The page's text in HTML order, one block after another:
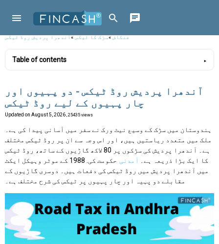
فنکاش»سڑک کا ٹیکس»آندھرا پردیش روڈ ٹیکس
Table of contents
آندھرا پردیش روڈ ٹیکس - دو پہیوں اور
چار پہیوں کے لیے روڈ ٹیکس
Updated on August 5, 2026 , 25435 views
ہندوستان میں سڑک کے وسیع نیٹ ورک نے سفر میں آسانی پیدا کی ہے۔
ملک میں متعدد ریاستیں ہیں، اور اس وجہ سے ان پر روڈ ٹیکس مختلف
ہے۔ آندھرا پردیش کی سڑکوں پر 80 لاکھ گاڑیوں کے ساتھ، روڈ ٹیکس
کا ایک بڑا ذریعہ ہے۔ آمدنی
حکومت کی. 1988 کے موٹر وہیکل ایکٹ
میں آندھرا پردیش میں روڈ ٹیکس کی دفعات ہیں۔ دوسری گاڑیوں کے
مقابلے دو پہیہ اور چار پہیوں پر ٹیکس کی شرح مختلف ہے۔